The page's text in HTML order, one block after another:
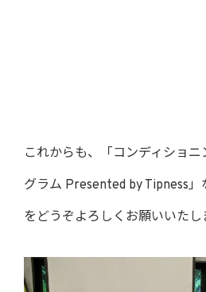
これからも、「コンディショ
グラム Presented by Tipness
をどうぞよろしくお願いいたし